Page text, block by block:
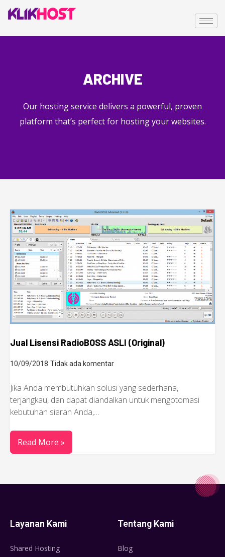
ARCHIVE
Our hosting service delivers a powerful, proven
platform that’s perfect for hosting your websites.
Jual Lisensi RadioBOSS ASLI (Original)
10/09/2018 Tidak ada komentar
Jika Anda membutuhkan solusi yang sederhana,
terjangkau, dan dapat diandalkan untuk mengotomasi
kebutuhan siaran Anda,…
Read More »
Layanan Kami
Shared Hosting
Tentang Kami
Blog